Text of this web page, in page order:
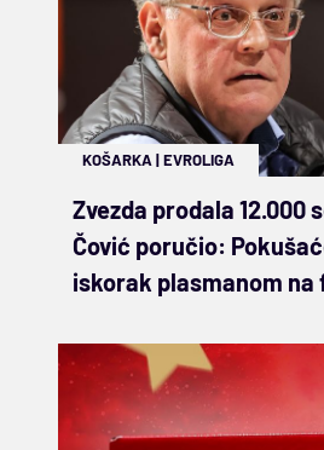
KOŠARKA |EVROLIGA
Zvezda prodala 12.000
Čović poručio:
iskorak plasmanom